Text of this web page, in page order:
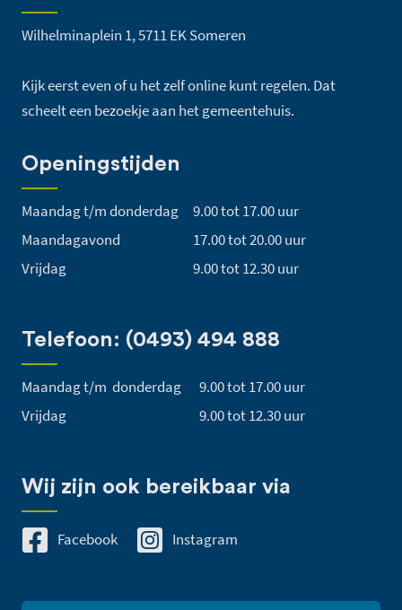
Wilhelminaplein 1, 5711 EK Someren
Kijk eerst even of u het zelf online kunt regelen. Dat
scheelt een bezoekje aan het gemeentehuis.
Openingstijden
Maandag t/m donderdag
9.00 tot 17.00 uur
Maandagavond
17.00 tot 20.00 uur
Vrijdag
9.00 tot 12.30 uur
Telefoon: (0493) 494 888
Maandag t/m donderdag
9.00 tot 17.00 uur
Vrijdag
9.00 tot 12.30 uur
Wij zijn ook bereikbaar via
Facebook Instagram